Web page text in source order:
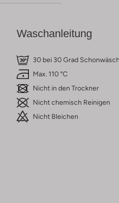
Waschanleitung
30 bei 30 Grad
Max. 110 °C
Nicht in den Trockner
Nicht chemisch Reinigen
Nicht Bleichen